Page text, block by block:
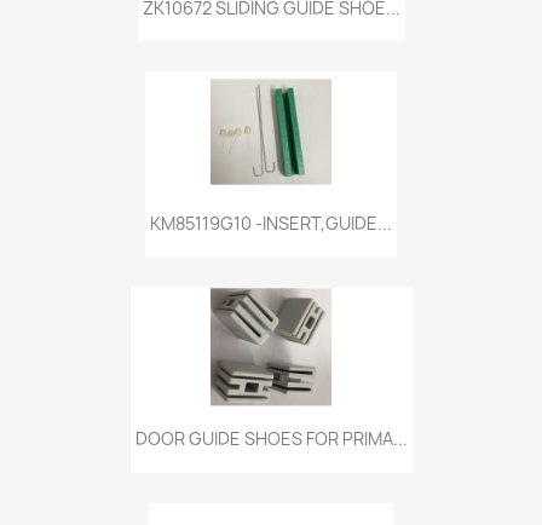
ZK10672 SLIDING GUIDE SHOE...
KM85119G10 -INSERT,GUIDE...
DOOR GUIDE SHOES FOR PRIMA...